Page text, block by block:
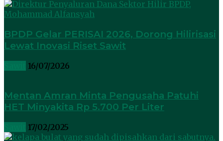
BPDP Gelar PERISAI 2026, Dorong Hilirisasi
Lewat Inovasi Riset Sawit
16/07/2026
Mentan Amran Minta Pengusaha Patuhi
HET Minyakita Rp 5.700 Per Liter
17/02/2025